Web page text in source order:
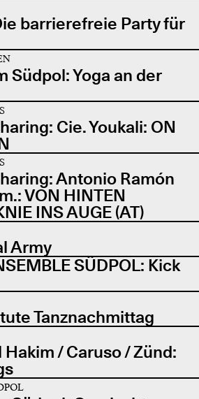
barrierefreie Party für
Südpol: Yoga an der
Cie. Youkali: ON
Antonio Ramón
VON HINTEN
INS AUGE (AT)
Army
SÜDPOL: Kick
Tanznachmittag
/ Caruso / Zünd: